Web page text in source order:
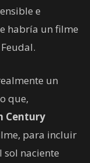
e
habría un filme
un
que,
Century
para incluir
naciente